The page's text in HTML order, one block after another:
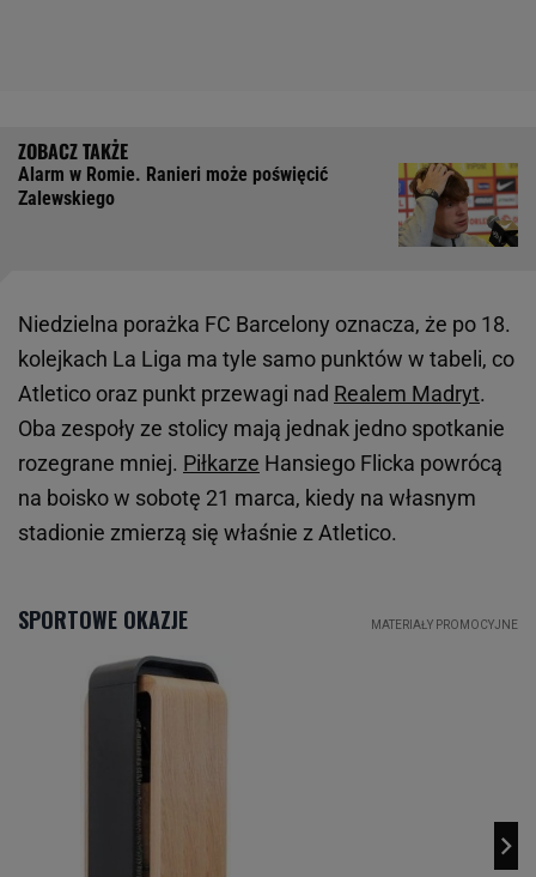
Alarm w Romie. Ranieri może poświęcić
Zalewskiego
Niedzielna porażka FC Barcelony oznacza, że po 18.
kolejkach La Liga ma tyle samo punktów w tabeli, co
Atletico oraz punkt przewagi nad Realem Madryt.
Oba zespoły ze stolicy mają jednak jedno spotkanie
rozegrane mniej. Piłkarze Hansiego Flicka powrócą
na boisko w sobotę 21 marca, kiedy na własnym
stadionie zmierzą się właśnie z Atletico.